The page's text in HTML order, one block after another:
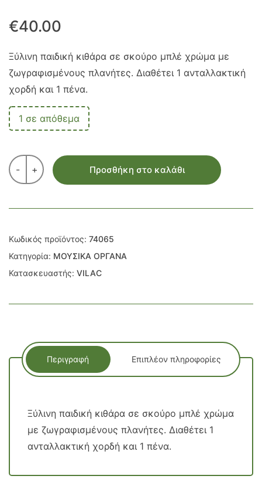
€40.00
Ξύλινη παιδική κιθάρα σε σκούρο μπλέ χρώμα με
ζωγραφισμένους πλανήτες. Διαθέτει 1 ανταλλακτική
χορδή και 1 πένα.
1 σε απόθεμα
- + Προσθήκη στο καλάθι
Κωδικός προϊόντος: 74065
Κατηγορία: ΜΟΥΣΙΚΑ ΟΡΓΑΝΑ
Κατασκευαστής: VILAC
Περιγραφή Επιπλέον πληροφορίες
Ξύλινη παιδική κιθάρα σε σκούρο μπλέ χρώμα
με ζωγραφισμένους πλανήτες. Διαθέτει 1
ανταλλακτική χορδή και 1 πένα.